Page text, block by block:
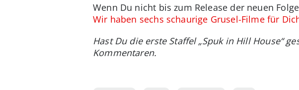
Wenn Du nicht bis zum Release der neuen
Wir haben sechs schaurige Grusel-Filmefür
Hast Du die erste Staffel „Spuk in Hill House“
Kommentaren.